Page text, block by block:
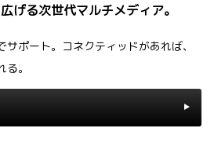
げる次世代マルチメディア。
ポート。コネクティッドがあれば、
。